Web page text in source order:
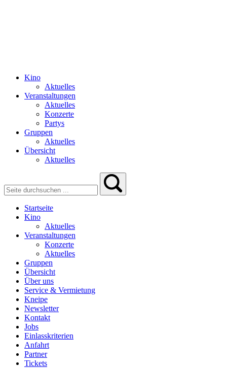
Kino
Aktuelles
Veranstaltungen
Aktuelles
Konzerte
Partys
Gruppen
Aktuelles
Übersicht
Aktuelles
Startseite
Kino
Aktuelles
Veranstaltungen
Konzerte
Aktuelles
Gruppen
Übersicht
Über uns
Service & Vermietung
Kneipe
Newsletter
Kontakt
Jobs
Einlasskriterien
Anfahrt
Partner
Tickets